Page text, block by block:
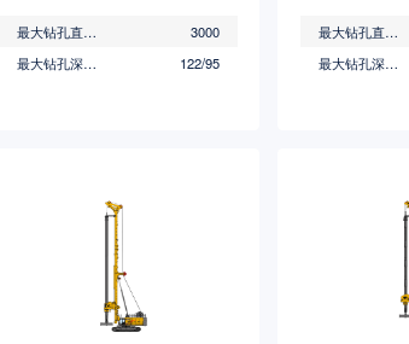
最大钻孔直径(mm)
3000
最大钻孔深度(m)
122/95
最大钻孔直径(mm)
最大钻孔深度(m)